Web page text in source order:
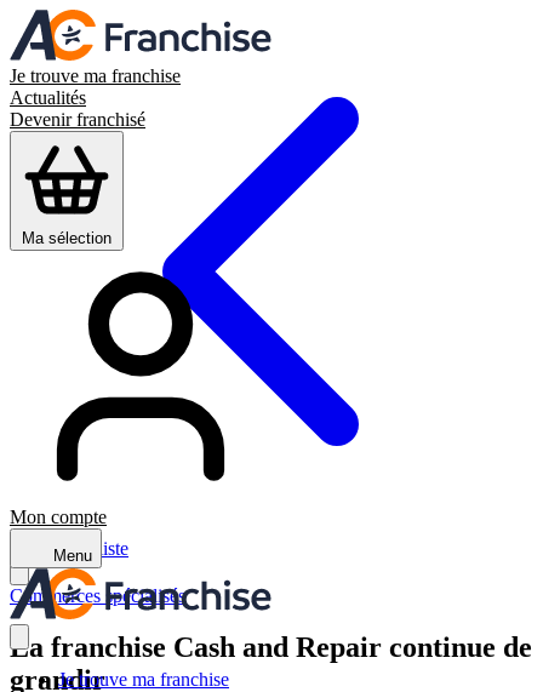
Je trouve ma franchise
Actualités
Devenir franchisé
Ma sélection
Mon compte
Menu
Je trouve ma franchise
Retour à la liste
Commerces spécialisés
La franchise Cash and Repair continue de
grandir